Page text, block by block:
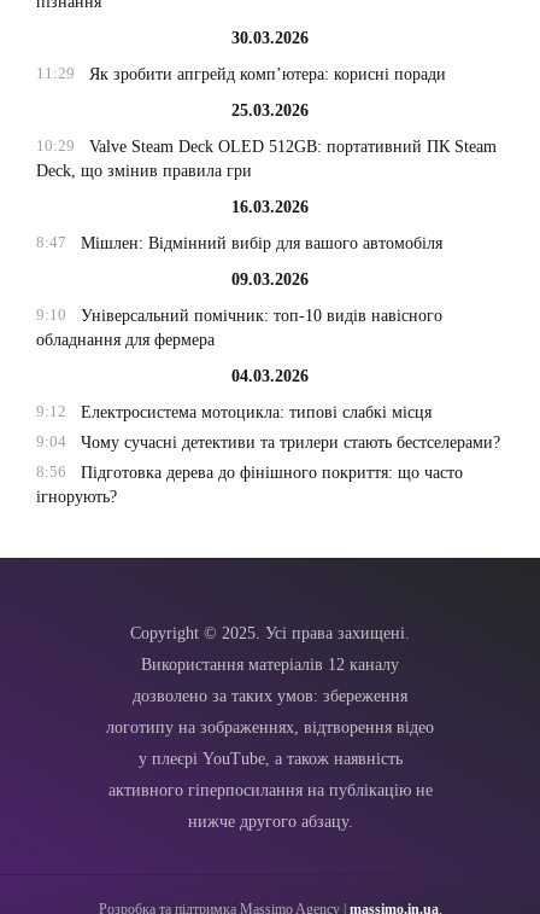
30.03.2026
11:29
Як зробити апгрейд комп’ютера: корисні поради
25.03.2026
10:29
Valve Steam Deck OLED 512GB: портативний ПК Steam
Deck, що змінив правила гри
16.03.2026
8:47
Мішлен: Відмінний вибір для вашого автомобіля
09.03.2026
9:10
Універсальний помічник: топ-10 видів навісного
обладнання для фермера
04.03.2026
9:12
Електросистема мотоцикла: типові слабкі місця
9:04
Чому сучасні детективи та трилери стають бестселерами?
8:56
Підготовка дерева до фінішного покриття: що часто
ігнорують?
Copyright © 2025. Усі права захищені.
Використання матеріалів 12 каналу
дозволено за таких умов: збереження
логотипу на зображеннях, відтворення відео
у плеєрі YouTube, а також наявність
активного гіперпосилання на публікацію не
нижче другого абзацу.
Розробка та підтримка Massimo Agency | massimo.in.ua.